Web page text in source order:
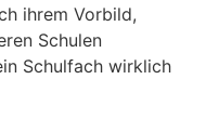
ihrem Vorbild,
Schulen
Schulfach wirklich